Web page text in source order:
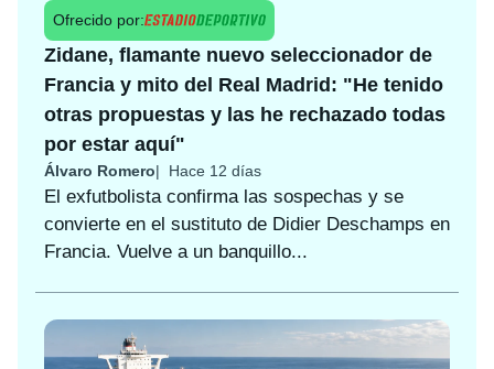
Ofrecido por:
Zidane, flamante nuevo seleccionador de
Francia y mito del Real Madrid: "He tenido
otras propuestas y las he rechazado todas
por estar aquí"
Álvaro Romero Hace 12 días
El exfutbolista confirma las sospechas y se
convierte en el sustituto de Didier Deschamps en
Francia. Vuelve a un banquillo...